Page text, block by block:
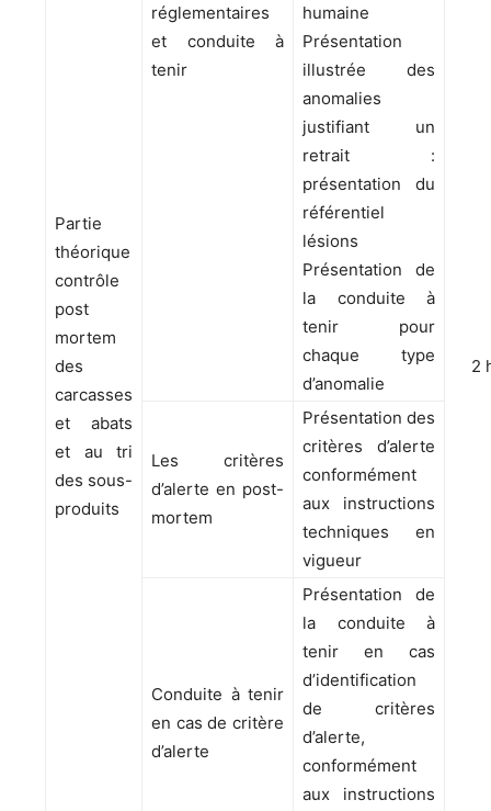
Partie
théorique
contrôle
post
mortem
des
carcasses
et abats
et au tri
des sous-
produits
2
réglementaires
et conduite à
tenir
humaine
Présentation
illustrée des
anomalies
justifiant un
retrait :
présentation du
référentiel
lésions
Présentation de
la conduite à
tenir pour
chaque type
d’anomalie
Les critères
d’alerte en post-
mortem
Présentation des
critères d’alerte
conformément
aux instructions
techniques en
vigueur
Conduite à tenir
en cas de critère
d’alerte
Présentation de
la conduite à
tenir en cas
d’identification
de critères
d’alerte,
conformément
aux instructions